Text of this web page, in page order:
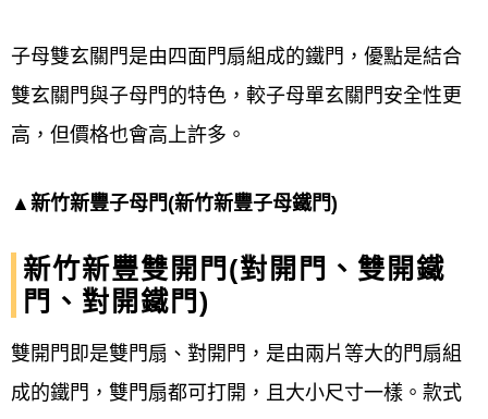
子母雙玄關門是由四面門扇組成的鐵門，優點是結合
雙玄關門與子母門的特色，較子母單玄關門安全性更
高，但價格也會高上許多。
▲新竹新豐子母門(新竹新豐子母鐵門)
新竹新豐雙開門(對開門、雙開鐵
門、對開鐵門)
雙開門即是雙門扇、對開門，是由兩片等大的門扇組
成的鐵門，雙門扇都可打開，且大小尺寸一樣。款式